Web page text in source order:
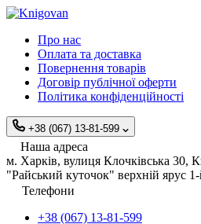
Про нас
Оплата та доставка
Повернення товарів
Договір публічної оферти
Політика конфіденційності
+38 (067) 13-81-599
Наша адреса
м. Харків, вулиця Клочківська 30,
"Райський куточок" верхній ярус
Телефони
+38 (067) 13-81-599